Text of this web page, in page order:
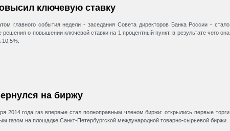
ключевую ставку
главного события недели - заседания Совета директоров Банка России - стало
решения о повышении ключевой ставки на 1 процентный пункт, в результате чего она
10,5%.
на биржу
2014 года газ впервые стал полноправным членом биржи: открылись первые торги
газом на площадке Санкт-Петербургской международной товарно-сырьевой биржи.